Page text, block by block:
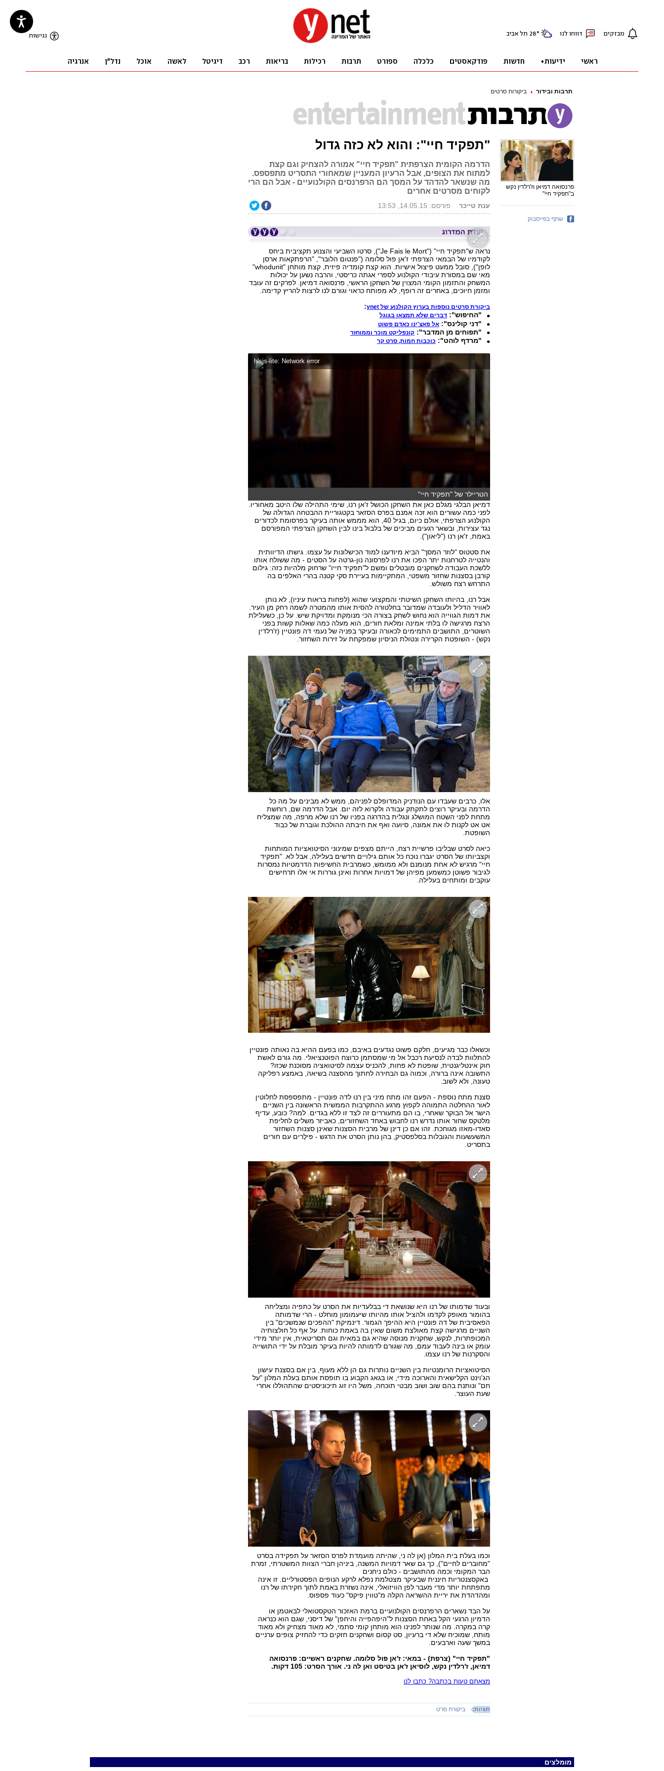
תרבות ובידור ביקורות סרטים
"תפקיד חיי": והוא לא כזה גדול
הדרמה הקומית הצרפתית "תפקיד חיי" אמורה להצחיק וגם קצת
למתוח את הצופים, אבל הרעיון המעניין שמאחורי התסריט מתפספס.
מה שנשאר להדהד על המסך הם הרפרנסים הקולנועיים - אבל הם הרי
לקוחים מסרטים אחרים
ענת טייכר פורסם: 14.05.15, 13:53
נראה ש"תפקיד חיי" ("Je Fais le Mort"), סרטו השביעי והצנוע תקציבית ביחס
לקודמיו של הבמאי הצרפתי ז'אן פול סלומה ("פנטום הלובר", "הרפתקאות ארסן
לופן"), סובל ממעט פיצול אישיות. הוא קצת קומדיה פיזית, קצת מותחן "whodunit"
מאי שם במסורת עיבודי הקולנוע לספרי אגתה כריסטי, והרבה נשען על יכולות
המשחק והתזמון הקומי המצוין של השחקן הראשי, פרנסואה דמיאן. לפרקים זה עובד
ומזמן חיוכים, באחרים זה רופף, לא מפותח כראוי וגורם לנו לרצות להריץ קדימה.
ביקורת סרטים נוספות בערוץ הקולנוע של ynet
:
"החיפוש": דברים שלא תמצאו בגוגל
"דני קולינס": אל פאצ'ינו כאדם פשוט
"תפוחים מן המדבר": קונפליקט מוכר וממוחזר
"מרדף לוהט": כוכבות חמות, סרט קר
hlsjs-lite: Network error
הטריילר של "תפקיד חיי"
דמיאן הבלגי מגלם כאן את השחקן הכושל ז'אן רנו, שימי התהילה שלו היטב מאחוריו.
לפני כמה עשורים הוא זכה אמנם בפרס הסזאר בקטגוריית ההבטחה הגדולה של
הקולנוע הצרפתי, אולם כיום, בגיל 40, הוא מממש אותה בעיקר בפרסומת לכדורים
נגד עצירות, ובשאר רגעים מביכים של בלבול בינו לבין השחקן הצרפתי המפורסם
באמת, ז'אן רנו ("ליאון").
את סטטוס "לוזר המסך" הביא מיודענו למוד הכישלונות על עצמו. גישתו הדיוותית
והנטייה לטרחנות יתר הפכו את רנו לפרסונה נון-גרטה על הסטים - מה ששולח אותו
ללשכת העבודה לשחקנים מובטלים ומשם ל"תפקיד חייו" שרחוק מלהיות כזה: גילום
קורבן בסצנות שחזור משפטי, המתקיימות בעיירת סקי קטנה בהרי האלפים בה
התרחש רצח משולש.
אבל רנו, בהיותו השחקן השיטתי והמקצועי שהוא (לפחות בראות עיניו), לא נותן
לאוויר הדליל ולעובדה שמדובר בחלטורה להסית אותו מהמטרה לשמה רחק מן העיר.
את דמות הגווייה הוא נחוש לשחק בצורה הכי מנומקת ומדויקת שיש. על כן, כשעלילת
הרצח מרגישה לו בלתי אמינה ומלאת חורים, הוא מעלה כמה שאלות קשות בפני
השוטרים, התושבים התמימים לכאורה ובעיקר בפניה של נעמי דה פונטיין (ז'רלדין
נקש) - השופטת הקרירה ונטולת הניסיון שמפקחת על זירות השחזור.
אלו, כרבים שעבדו עם הנודניק המדופלם לפניהם, ממש לא מבינים על מה כל
הדרמה ובעיקר רוצים לתקתק עבודה ולקרוא לזה יום. אבל הדרמה שם, רוחשת
מתחת לפני השטח המושלג ונגלית בהדרגה בפניו של רנו שלא מרפה, מה שמצליח
אט אט לקנות לו את אמונה, סיועה ואף את חיבתה ההולכת וגוברת של כבוד
השופטת.
כיאה לסרט שבליבו פרשיית רצח, הייתם מצפים שמינוני הסיטואציות המותחות
וקצביותו של הסרט יגברו נוכח כל אותם גילויים חדשים בעלילה, אבל לא. "תפקיד
חיי" מרגיש לא אחת מנומנם ולא ממומש, כשמרבית החשיפות הדרמטיות נמסרות
לגיבור פשוטן כמשמען מפיהן של דמויות אחרות ואינן גוררות אי אלו תרחישים
עוקבים ומותחים בעלילה.
וכשאלו כבר מגיעים, חלקם פשוט נגדעים באיבם, כמו בפעם ההיא בה נאותה פונטיין
להתלוות לבדה לנסיעת רכבל אל מי שמסתמן כרוצח הפוטנציאלי. מה גורם לאשת
חוק אינטליגנטית, שופטת לא פחות, להכניס עצמה לסיטואציה מסוכנת שכזו?
התשובה אינה ברורה, וכמוה גם הבחירה לחתוך מהסצנה בשיאה, באמצע רפליקה
טעונה, ולא לשוב.
סצנת מתח נוספת - הפעם זהו מתח מיני בין רנו לדה פונטיין - מתפספסת לחלוטין
לאור ההחלטה התמוהה לקפוץ מרגע ההתקרבות הממשית הראשונה בין השניים
הישר אל הבוקר שאחרי, בו הם מתעוררים זה לצד זו ללא בגדים. למה? כובע, עדיף
מלטקס שחור אותו נדרש רנו לחבוש באחד השחזורים, כאביזר משלים לחליפת
סאדו-מאזו מגוחכת. זהו אם כן דינן של מרבית הסצנות שאינן סצנות השחזור
המשעשעות והגובלות בסלפסטיק, בהן נותן הסרט את הדגש - פילֶרים עם חורים
בתסריט.
ובעוד שדמותו של רנו היא שנושאת די בבלעדיות את הסרט על כתפיה ומצליחה
בהומור מאופק לקדמו ולהציל אותו מהיותו שיעמומון מוחלט - הרי שדמותה
הפאסיבית של דה פונטיין היא ההיפך הגמור. דינמיקת "ההפכים שנמשכים" בין
השניים מרגישה קצת מאולצת משום שאין בה באמת כוחות. על אף כל חולצותיה
המכופתרות, לנקש, שחקנית מנוסה שהיא גם במאית וגם תסריטאית, אין יותר מידי
עומק או בינה לעבוד עמם, מה שגורם לדמותה להיות בעיקר מובלת על ידי התושייה
והסקרנות של רנו עצמו.
הסיטואציות הרומנטיות בין השניים נותרות גם הן ללא מעוף, בין אם בסצנת עישון
הג'וינט הקלישאית והארוכה מידי, או בגאג הקבוע בו תופסת אותם בעלת המלון "על
חם" ונותנת בהם שוב ושוב מבטי תוכחה, משל היו זוג תיכוניסטים שהתהוללו אחרי
שעת העוצר.
וכמו בעלת בית המלון (אן לה ני, שהיתה מועמדת לפרס הסזאר על תפקידה בסרט
"מחוברים לחיים"), כך גם שאר דמויות המשנה, ביניהן חברי הצוות המשטרתי, זמרת
הבר המקומי וכמה מהתושבים - כולם ניחנים
באקסצנטריות חיננית שבעיקר מצטלמת נפלא לרקע הנופים הפסטורליים. זו אינה
מתפתחת יותר מדי מעבר לפן הוויזואלי, אינה נשזרת באמת לתוך חקירתו של רנו
ומהדהדת את יריית ההשראה הקלה מ"טווין פיקס" כעוד פספוס.
על הבד נשארים הרפרנסים הקולנועיים ברמת האזכור הטקסטואלי לבאטמן או
הדמיון הרגעי הקל באחת הסצנות ל"היפהפייה והיחפן" של דיסני, שגם הוא כנראה
קרה במקרה. מה שנותר לפנינו הוא מותחן קומי סתמי, לא מאוד מצחיק ולא מאוד
מותח, שמוכיח שלא די ברעיון, סט קסום ושחקנים חזקים כדי להחזיק צופים ערניים
במשך שעה וארבעים.
"תפקיד חיי" (צרפת) - במאי: ז'אן פול סלומה. שחקנים ראשיים: פרנסואה
דמיאן, ז'רלדין נקש, לוסיאן ז'אן בטיסט ואן לה ני. אורך הסרט: 105 דקות.
מצאתם טעות בכתבה? כתבו לנו
תגיות: ביקורת סרט
פרנסואה דמיאן וז'רלדין נקש
ב"תפקיד חיי"
שתף בפייסבוק
מומלצים